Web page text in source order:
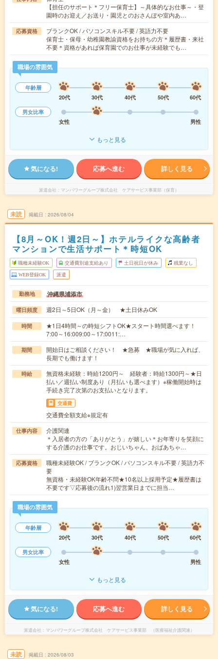
【担任のサポート＊フリー保育士】～具体的なお仕事～・登
園時のお迎え／お送り・園児とのおさんぽや室内あ…
応募資格
ブランクOK / パソコンスキル不要 / 英語力不要
保育士・保母・幼稚園教諭資格をお持ちの方＊履歴書・来社
不要＊資格があれば保育園でのお仕事が未経験でも…
職場の雰囲気
年齢層
20代
30代 40代 50代
60代
男女比率
女性
男性
もっと見る
気になる! 応募へ進む 詳しく見る
派遣会社 マンパワーグループ株式会社 ケアサービス事業部（保育）
未読 掲載日 2026/08/04
【8月～OK！週2日～】ホテルライクな高齢者
マンションで生活サポート＊時短OK
職種未経験OK 交通費別途支給あり 土日祝日が休み 残業なし
WEB登録OK 派遣
勤務地 沖縄県浦添市
曜日頻度 週2日～5日OK（月～金） ★土日休みOK
時間
★1日4時間～の時短シフトOK★スタート時間選べます！
7:00～16:009:00～17:0011:…
期間
開始日はご相談ください！ ★急募 ★職場が気に入れば、
長期でも働けます！
時給
無資格未経験：時給1200円～ 経験者：時給1300円～★日
払い／週払い制度あり（月払いも選べます）※稼働開始時は
手続き完了次第のお支払いとなります。
交通費
交通費全額支給※規定有
仕事内容
介護関連
＊入居者の方の「ありがとう」が嬉しい＊お年寄りを笑顔に
する介護のお仕事です。おじいちゃん、おばあちゃ…
応募資格
職種未経験OK / ブランクOK / パソコンスキル不要 / 英語力不
要
無資格・未経験OK年齢不問★10名以上採用予定★履歴書は
不要です▽応募後の流れ1)翌営業日までに担当…
職場の雰囲気
年齢層
20代
30代 40代 50代
60代
男女比率
女性
男性
もっと見る
気になる! 応募へ進む 詳しく見る
派遣会社 マンパワーグループ株式会社 ケアサービス事業部 （医療福祉介護関連）
未読 掲載日 2026/08/03